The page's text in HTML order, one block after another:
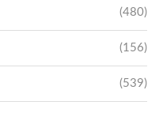
(480)
(156)
(539)